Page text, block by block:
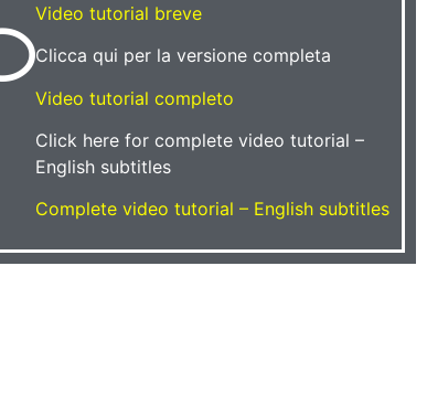
Video tutorial breve
Clicca qui per la versione completa
Video tutorial completo
Click here for complete video tutorial –
English subtitles
Complete video tutorial – English subtitles